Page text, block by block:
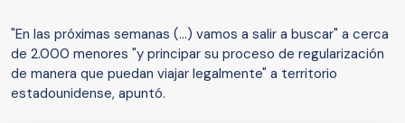
"En las próximas semanas (...) vamos a salir a buscar" a cerca
de 2.000 menores "y principar su proceso de regularización
de manera que puedan viajar legalmente" a territorio
estadounidense, apuntó.